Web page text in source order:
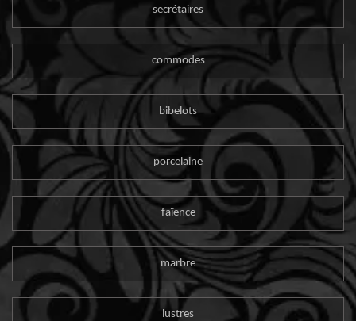
secrétaires
commodes
bibelots
porcelaine
faïence
marbre
lustres